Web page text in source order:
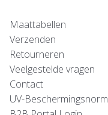
Maattabellen
Verzenden
Retourneren
Veelgestelde vragen
Contact
UV-Beschermingsnorm